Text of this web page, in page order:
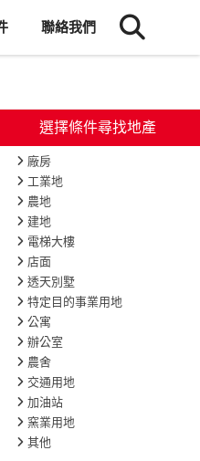
聯絡我們
選擇條件尋找地產
廠房
工業地
農地
建地
電梯大樓
店面
透天別墅
特定目的事業用地
公寓
辦公室
農舍
交通用地
加油站
窯業用地
其他
台達電拆掉「天字第一號」老廠！18億重建案，藏著工業地產3大財富密碼
台達電（2308）於2026年8月
宣布投入約18億元重建桃園龜
山桃園一廠，並規劃取得美國
LEED綠建築認證。相較於今年
高達700億元的資本支出，這項
投資金額不算大，但其代表的
產業意義深遠。台達電選擇拆
除老廠、原地重建，而非另覓
土地設廠，反映出台灣工業用
地日益稀缺下，企業正朝向廠
最新消息/ 2026-08-05